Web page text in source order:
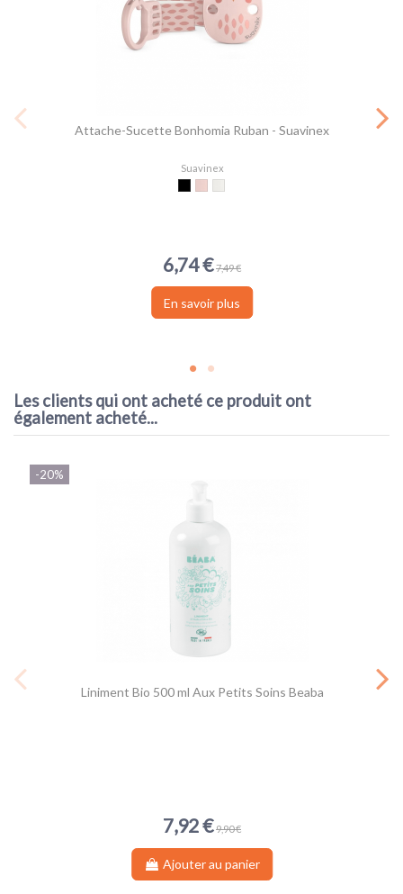
Attache-Sucette Bonhomia Ruban - Suavinex
Suavinex
6,74 € 7,49 €
Vert pastel
Rose pastel
Gris pastel
En savoir plus
Les clients qui ont acheté ce produit ont
également acheté...
-20%
Liniment Bio 500 ml Aux Petits Soins Beaba
7,92 € 9,90 €
Ajouter au panier